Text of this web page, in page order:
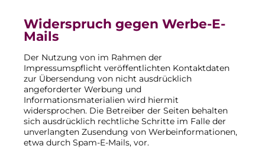
Widerspruch gegen Werbe-E-
Mails
Der Nutzung von im Rahmen der
Impressumspflicht veröffentlichten Kontaktdaten
zur Übersendung von nicht ausdrücklich
angeforderter Werbung und
Informationsmaterialien wird hiermit
widersprochen. Die Betreiber der Seiten behalten
sich ausdrücklich rechtliche Schritte im Falle der
unverlangten Zusendung von Werbeinformationen,
etwa durch Spam-E-Mails, vor.